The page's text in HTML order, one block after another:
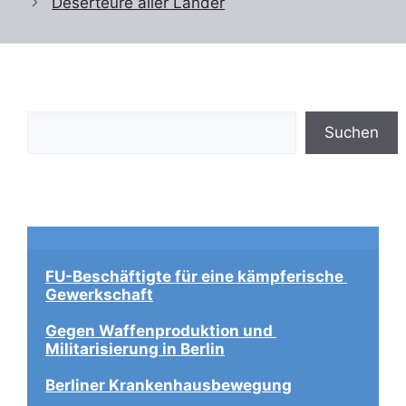
Suchen
FU-Beschäftigte für eine kämpferische
Gewerkschaft
Gegen Waffenproduktion und
Militarisierung in Berlin
Berliner Krankenhausbewegung